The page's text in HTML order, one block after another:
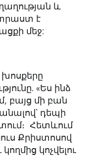
և
է
մեջ:
«Ես ինձ
բայց մի բան
դեպի
Հետևում
Քրիստոսով
կոչվելու